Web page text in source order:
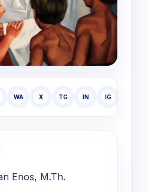
WA X TG IN IG
Enos, M.Th.